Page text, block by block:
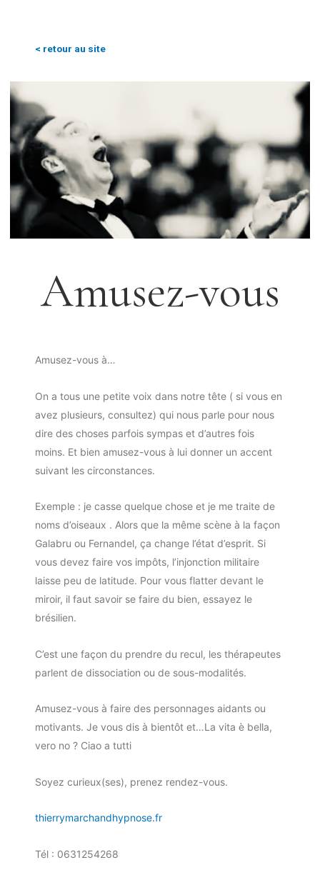
< retour au site
Amusez-vous
Amusez-vous à…
On a tous une petite voix dans notre tête ( si vous en
avez plusieurs, consultez) qui nous parle pour nous
dire des choses parfois sympas et d’autres fois
moins. Et bien amusez-vous à lui donner un accent
suivant les circonstances.
Exemple : je casse quelque chose et je me traite de
noms d’oiseaux . Alors que la même scène à la façon
Galabru ou Fernandel, ça change l’état d’esprit. Si
vous devez faire vos impôts, l’injonction militaire
laisse peu de latitude. Pour vous flatter devant le
miroir, il faut savoir se faire du bien, essayez le
brésilien.
C’est une façon du prendre du recul, les thérapeutes
parlent de dissociation ou de sous-modalités.
Amusez-vous à faire des personnages aidants ou
motivants. Je vous dis à bientôt et…La vita è bella,
vero no ? Ciao a tutti
Soyez curieux(ses), prenez rendez-vous.
thierrymarchandhypnose.fr
Tél : 0631254268